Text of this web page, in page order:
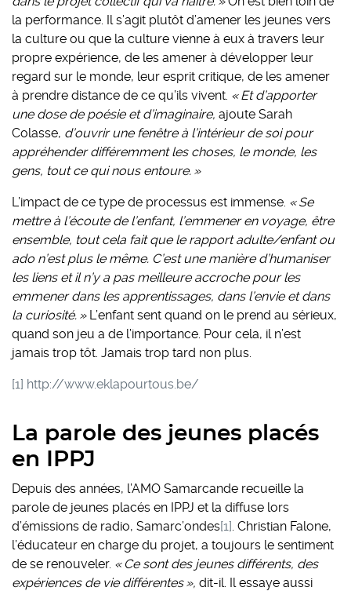
la performance. Il s’agit plutôt d’amener les jeunes vers
la culture ou que la culture vienne à eux à travers leur
propre expérience, de les amener à développer leur
regard sur le monde, leur esprit critique, de les amener
à prendre distance de ce qu’ils vivent. « Et d’apporter
une dose de poésie et d’imaginaire, ajoute Sarah
Colasse, d’ouvrir une fenêtre à l’intérieur de soi pour
appréhender différemment les choses, le monde, les
gens, tout ce qui nous entoure. »
L’impact de ce type de processus est immense. « Se
mettre à l’écoute de l’enfant, l’emmener en voyage, être
ensemble, tout cela fait que le rapport adulte/enfant ou
ado n’est plus le même. C’est une manière d’humaniser
les liens et il n’y a pas meilleure accroche pour les
emmener dans les apprentissages, dans l’envie et dans
la curiosité. »L’enfant sent quand on le prend au sérieux,
quand son jeu a de l’importance. Pour cela, il n’est
jamais trop tôt. Jamais trop tard non plus.
[1] http://www.eklapourtous.be/
La parole des jeunes placés
en IPPJ
Depuis des années, l’AMO Samarcande recueille la
parole de jeunes placés en IPPJ et la diffuse lors
d’émissions de radio, Samarc’ondes[1] . Christian Falone,
l’éducateur en charge du projet, a toujours le sentiment
de se renouveler. « Ce sont des jeunes différents, des
expériences de vie différentes », dit-il. Il essaye aussi